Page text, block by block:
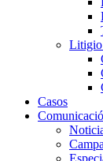
Litigio
Casos